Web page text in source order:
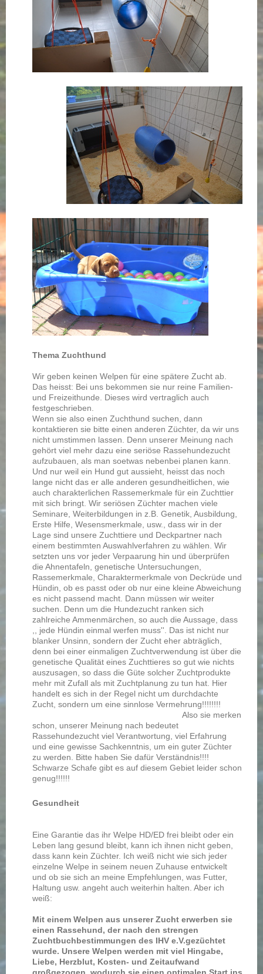
Thema Zuchthund
Wir geben keinen Welpen für eine spätere Zucht ab.
Das heisst: Bei uns bekommen sie nur reine Familien-
und Freizeithunde. Dieses wird vertraglich auch
festgeschrieben.
Wenn sie also einen Zuchthund suchen, dann
kontaktieren sie bitte einen anderen Züchter, da wir uns
nicht umstimmen lassen. Denn unserer Meinung nach
gehört viel mehr dazu eine seriöse Rassehundezucht
aufzubauen, als man soetwas nebenbei planen kann.
Und nur weil ein Hund gut aussieht, heisst das noch
lange nicht das er alle anderen gesundheitlichen, wie
auch charakterlichen Rassemerkmale für ein Zuchttier
mit sich bringt. Wir seriösen Züchter machen viele
Seminare, Weiterbildungen in z.B. Genetik, Ausbildung,
Erste Hilfe, Wesensmerkmale, usw., dass wir in der
Lage sind unsere Zuchttiere und Deckpartner nach
einem bestimmten Auswahlverfahren zu wählen. Wir
setzten uns vor jeder Verpaarung hin und überprüfen
die Ahnentafeln, genetische Untersuchungen,
Rassemerkmale, Charaktermerkmale von Deckrüde und
Hündin, ob es passt oder ob nur eine kleine Abweichung
es nicht passend macht. Dann müssen wir weiter
suchen. Denn um die Hundezucht ranken sich
zahlreiche Ammenmärchen, so auch die Aussage, dass
,, jede Hündin einmal werfen muss''. Das ist nicht nur
blanker Unsinn, sondern der Zucht eher abträglich,
denn bei einer einmaligen Zuchtverwendung ist über die
genetische Qualität eines Zuchttieres so gut wie nichts
auszusagen, so dass die Güte solcher Zuchtprodukte
mehr mit Zufall als mit Zuchtplanung zu tun hat. Hier
handelt es sich in der Regel nicht um durchdachte
Zucht, sondern um eine sinnlose Vermehrung!!!!!!!!
Also sie merken
schon, unserer Meinung nach bedeutet
Rassehundezucht viel Verantwortung, viel Erfahrung
und eine gewisse Sachkenntnis, um ein guter Züchter
zu werden. Bitte haben Sie dafür Verständnis!!!!
Schwarze Schafe gibt es auf diesem Gebiet leider schon
genug!!!!!!
Gesundheit
Eine Garantie das ihr Welpe HD/ED frei bleibt oder ein
Leben lang gesund bleibt, kann ich ihnen nicht geben,
dass kann kein Züchter. Ich weiß nicht wie sich jeder
einzelne Welpe in seinem neuen Zuhause entwickelt
und ob sie sich an meine Empfehlungen, was Futter,
Haltung usw. angeht auch weiterhin halten. Aber ich
weiß:
Mit einem Welpen aus unserer Zucht erwerben sie
einen Rassehund, der nach den strengen
Zuchtbuchbestimmungen des IHV e.V.gezüchtet
wurde. Unsere Welpen werden mit viel Hingabe,
Liebe, Herzblut, Kosten- und Zeitaufwand